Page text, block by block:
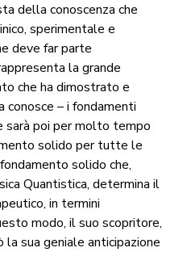
della conoscenza che
sperimentale e
deve far parte
la grande
che ha dimostrato e
– i fondamenti
sarà poi per molto tempo
solido per tutte le
solido che,
Quantistica, determina il
in termini
modo, il suo scopritore,
la sua geniale anticipazione